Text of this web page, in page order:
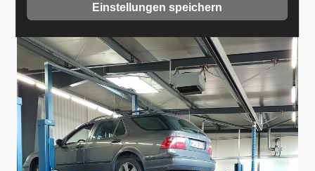
Einstellungen speichern